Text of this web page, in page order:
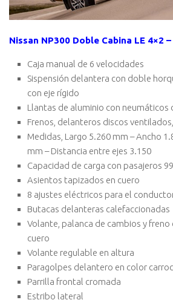
Nissan NP300 Doble Cabina LE 4×2
Caja manual de 6 velocidades
Sispensión delantera con doble
con eje rígido
Llantas de aluminio con neumáticos
Frenos, delanteros discos
Medidas, Largo 5.260 mm – Ancho
mm – Distancia entre ejes 3.150
Capacidad de carga con pasajeros
Asientos tapizados en cuero
8 ajustes eléctricos para el
Butacas delanteras calefaccionadas
Volante, palanca de cambios y
cuero
Volante regulable en altura
Paragolpes delantero en color
Parrilla frontal cromada
Estribo lateral